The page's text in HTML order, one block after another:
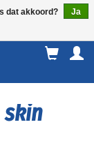
skin
dat akkoord?
Ja